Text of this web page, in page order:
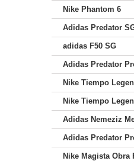
Nike Phantom 6
Adidas Predator
adidas F50 SG
Adidas Predator
Nike Tiempo
Nike Tiempo
Adidas Nemeziz
Adidas Predator
Nike Magista Obra